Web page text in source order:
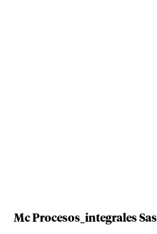
Mc Procesos_integrales Sas